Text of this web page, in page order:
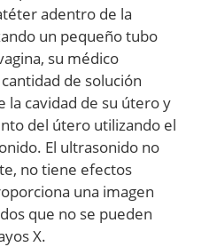
adentro de la
un pequeño tubo
su médico
de solución
la cavidad de su útero y
del útero utilizando el
El ultrasonido no
no tiene efectos
una imagen
que no se pueden
X.